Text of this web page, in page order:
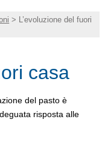
> L’evoluzione del fuori
casa
del pasto è
risposta alle